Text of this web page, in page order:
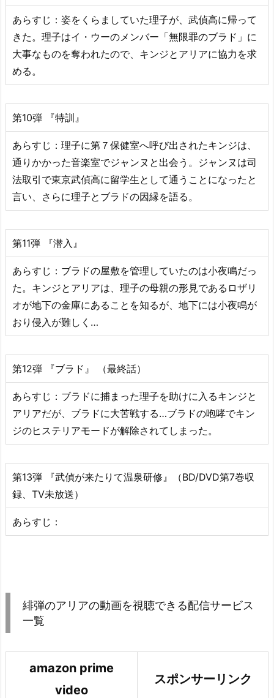
あらすじ：姿をくらましていた理子が、武偵高に帰って
きた。理子はイ・ウーのメンバー「無限罪のブラド」に
大事なものを奪われたので、キンジとアリアに協力を求
める。
第10弾 『特訓』
あらすじ：理子に第７保健室へ呼び出されたキンジは、
通りかかった音楽室でジャンヌと出会う。ジャンヌは司
法取引で東京武偵高に留学生として通うことになったと
言い、さらに理子とブラドの因縁を語る。
第11弾 『潜入』
あらすじ：ブラドの屋敷を管理していたのは小夜鳴だっ
た。キンジとアリアは、理子の母親の形見であるロザリ
オが地下の金庫にあることを知るが、地下には小夜鳴が
おり侵入が難しく…
第12弾 『ブラド』 （最終話）
あらすじ：ブラドに捕まった理子を助けに入るキンジと
アリアだが、ブラドに大苦戦する…ブラドの咆哮でキン
ジのヒステリアモードが解除されてしまった。
第13弾 『武偵が来たりて温泉研修』（BD/DVD第7巻収
録、TV未放送）
あらすじ：
緋弾のアリアの動画を視聴できる配信サービス
一覧
amazon prime
video
スポンサーリンク